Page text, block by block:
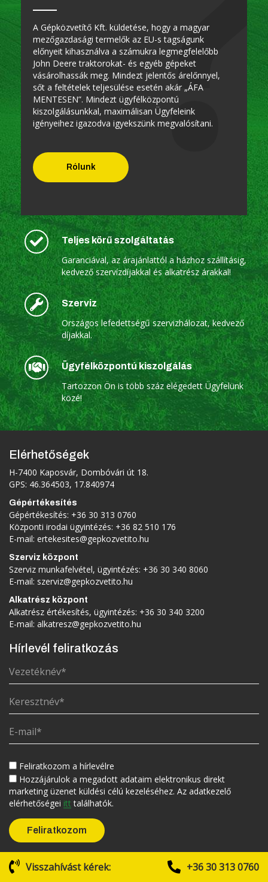
Visszahívást kérek: +36 30 313 0760
A Gépközvetítő Kft. küldetése, hogy a magyar
mezőgazdasági termelők az EU-s tagságunk
előnyeit kihasználva a számukra legmegfelelőbb
John Deere traktorokat- és egyéb gépeket
vásárolhassák meg. Mindezt jelentős árelőnnyel,
sőt a feltételek teljesülése esetén akár „ÁFA
MENTESEN”. Mindezt ügyfélközpontú
kiszolgálásunkkal, maximálisan Ügyfeleink
igényeihez igazodva igyekszünk megvalósítani.
Rólunk
Teljes körű szolgáltatás
Garanciával, az árajánlattól a házhoz szállításig,
kedvező szervízdíjakkal és alkatrész árakkal!
Szerviz
Országos lefedettségű szervizhálozat, kedvező
díjakkal.
Ügyfélközpontú kiszolgálás
Tartozzon Ön is több száz elégedett Ügyfelünk
közé!
Elérhetőségek
H-7400 Kaposvár, Dombóvári út 18.
GPS: 46.364503, 17.840974
Gépértékesítés
Gépértékesítés: +36 30 313 0760
Központi irodai ügyintézés: +36 82 510 176
E-mail: ertekesites@gepkozvetito.hu
Szerviz központ
Szerviz munkafelvétel, ügyintézés: +36 30 340 8060
E-mail: szerviz@gepkozvetito.hu
Alkatrész központ
Alkatrész értékesítés, ügyintézés: +36 30 340 3200
E-mail: alkatresz@gepkozvetito.hu
Hírlevél feliratkozás
Feliratkozom a hírlevélre
Hozzájárulok a megadott adataim elektronikus direkt
marketing üzenet küldési célú kezeléséhez. Az adatkezelő
elérhetőségei itt találhatók.